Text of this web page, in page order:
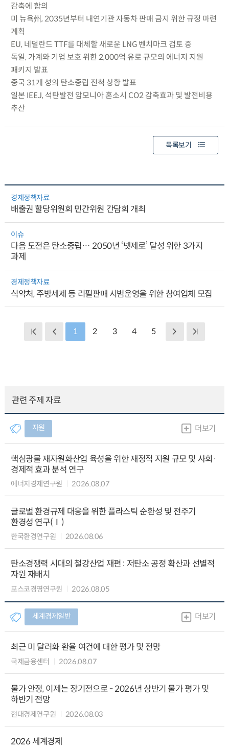
감축에 합의
미 뉴욕州, 2035년부터 내연기관 자동차 판매 금지 위한 규정 마련
계획
EU, 네덜란드 TTF를 대체할 새로운 LNG 벤치마크 검토 중
독일, 가계와 기업 보호 위한 2,000억 유로 규모의 에너지 지원
패키지 발표
중국 31개 성의 탄소중립 진척 상황 발표
일본 IEEJ, 석탄발전 암모니아 혼소시 CO2 감축효과 및 발전비용
추산
목록보기
경제정책자료
배출권 할당위원회 민간위원 간담회 개최
이슈
다음 도전은 탄소중립… 2050년 ‘넷제로’ 달성 위한 3가지
과제
경제정책자료
식약처, 주방세제 등 리필판매 시범운영을 위한 참여업체 모집
1 2 3 4 5
관련 주제 자료
자원 더보기
핵심광물 재자원화산업 육성을 위한 재정적 지원 규모 및 사회·
경제적 효과 분석 연구
에너지경제연구원 2026.08.07
글로벌 환경규제 대응을 위한 플라스틱 순환성 및 전주기
환경성 연구(Ⅰ)
한국환경연구원 2026.08.06
탄소경쟁력 시대의 철강산업 재편 : 저탄소 공정 확산과 선별적
자원 재배치
포스코경영연구원 2026.08.05
세계경제일반 더보기
최근 미 달러화 환율 여건에 대한 평가 및 전망
국제금융센터 2026.08.07
물가 안정, 이제는 장기전으로 - 2026년 상반기 물가 평가 및
하반기 전망
현대경제연구원 2026.08.03
2026 세계경제